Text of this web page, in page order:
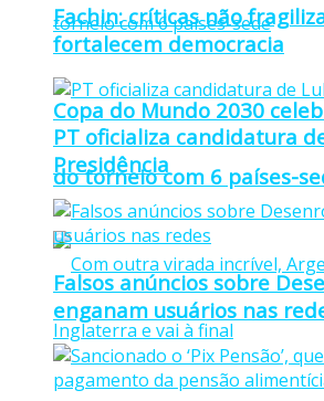
Copa do Mundo 2030
do torneio com 6 países-
Fachin: críticas não
fortalecem democracia
PT oficializa candidatura
Presidência
Falsos anúncios sobre
enganam usuários nas